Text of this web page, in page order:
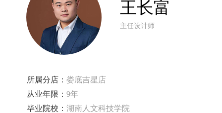
王长富
主任设计师
所属分店： 娄底吉星店
从业年限： 9年
毕业院校： 湖南人文科技学院